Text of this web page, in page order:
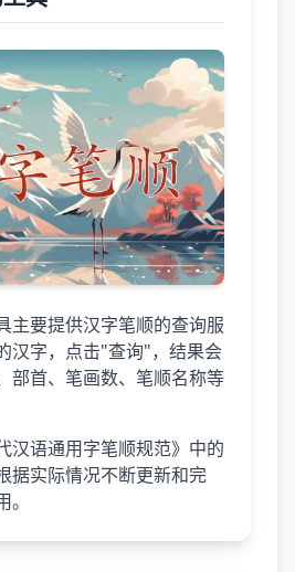
主要提供汉字笔顺的查询服
汉字，点击"查询"，结果会
部首、笔画数、笔顺名称等
汉语通用字笔顺规范》中的
据实际情况不断更新和完